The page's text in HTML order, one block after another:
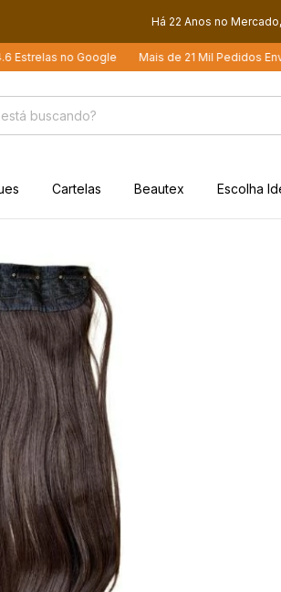
Há 22 Anos no
no Google Mais de 21 Mil Pedidos Enviados
Cartelas Beautex Escolha